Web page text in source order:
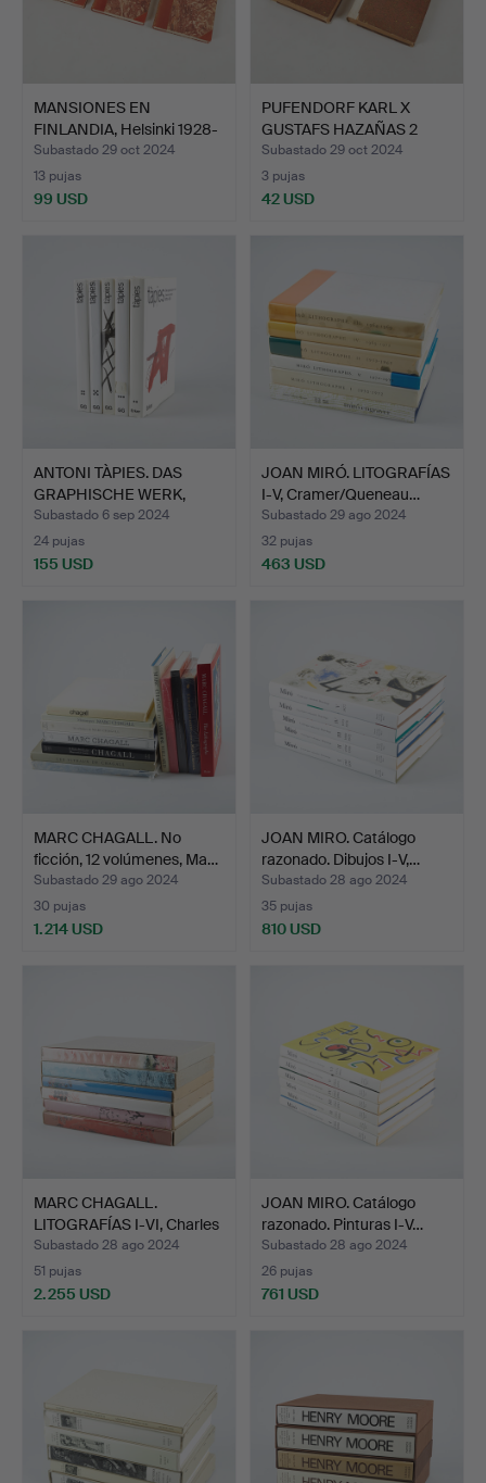
MANSIONES EN
FINLANDIA, Helsinki 1928-
1929…
Subastado 29 oct 2024
13 pujas
99 USD
PUFENDORF KARL X
GUSTAFS HAZAÑAS 2
VOL.
Subastado 29 oct 2024
3 pujas
42 USD
ANTONI TÀPIES. DAS
GRAPHISCHE WERK,
l'Oeuv…
Subastado 6 sep 2024
24 pujas
155 USD
JOAN MIRÓ. LITOGRAFÍAS
I-V, Cramer/Queneau…
Subastado 29 ago 2024
32 pujas
463 USD
MARC CHAGALL. No
ficción, 12 volúmenes, Ma…
Subastado 29 ago 2024
30 pujas
1.214 USD
JOAN MIRO. Catálogo
razonado. Dibujos I-V,…
Subastado 28 ago 2024
35 pujas
810 USD
MARC CHAGALL.
LITOGRAFÍAS I-VI, Charles
So…
Subastado 28 ago 2024
51 pujas
2.255 USD
JOAN MIRO. Catálogo
razonado. Pinturas I-V…
Subastado 28 ago 2024
26 pujas
761 USD